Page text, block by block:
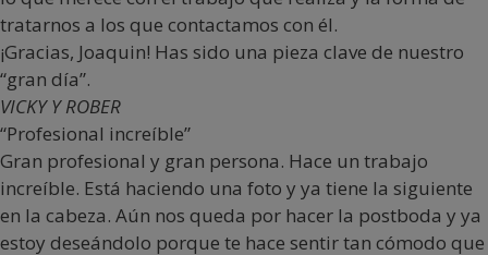
tratarnos a los que contactamos con él.
¡Gracias, Joaquin! Has sido una pieza clave de nuestro
“gran día”.
VICKY Y ROBER
“Profesional increíble”
Gran profesional y gran persona. Hace un trabajo
increíble. Está haciendo una foto y ya tiene la siguiente
en la cabeza. Aún nos queda por hacer la postboda y ya
estoy deseándolo porque te hace sentir tan cómodo que